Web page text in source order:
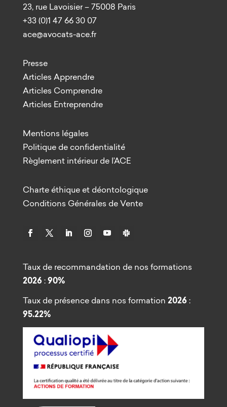
23, rue Lavoisier – 75008 Paris
+33 (0)1 47 66 30 07
ace@avocats-ace.fr
Presse
Articles Apprendre
Articles Comprendre
Articles Entreprendre
Mentions légales
Politique de confidentialité
Règlement intérieur de l’ACE
Charte éthique et déontologique
Conditions Générales de Vente
Taux de recommandation de nos formations
2026 :90%
Taux de présence dans nos formation 2026 :
95.22%